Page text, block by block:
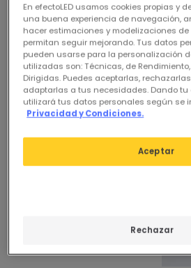
En efectoLED usamos cookies propias y
una buena experiencia de navegación,
hacer estimaciones y modelizaciones
permitan seguir mejorando. Tus datos
pueden usarse para la personalización
utilizadas son: Técnicas, de
Dirigidas. Puedes aceptarlas,
adaptarlas a tus necesidades. Dando tu
utilizará tus datos personales según se
Privacidad y Condiciones.
Rechazar
Aceptar